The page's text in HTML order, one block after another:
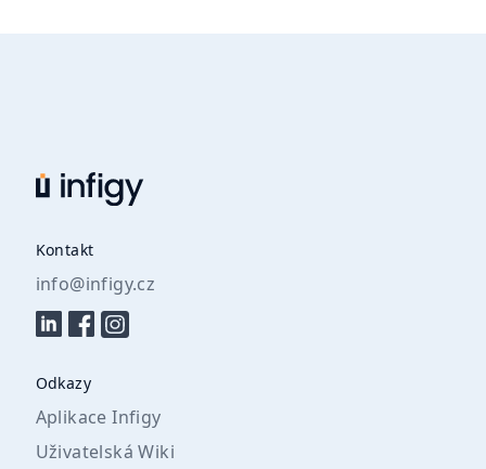
Kontakt
info@infigy.cz
Odkazy
Aplikace Infigy
Uživatelská Wiki